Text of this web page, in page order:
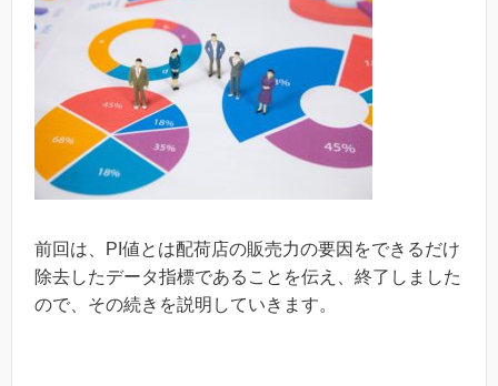
前回は、PI値とは配荷店の販売力の要因をできるだけ
除去したデータ指標であることを伝え、終了しました
ので、その続きを説明していきます。